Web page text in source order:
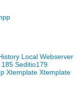
Local Webserver
185 Seditio179
Xtemplate Xtemplate